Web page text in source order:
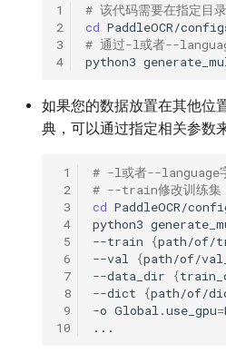
1
2
3
4
# 该代码需要在指定目
cd
# 通过-l或者--language
python3
如果您的数据放置在其他位
典，可以通过指定相关参数
1
2
3
4
5
6
7
8
9
10
# -l或者--language
# --train修改训练集
cd
python3
--train
{path/of/
--val
{path/of/
--data_dir
{
--dict
{path/of/
-o Global.use_gpu=